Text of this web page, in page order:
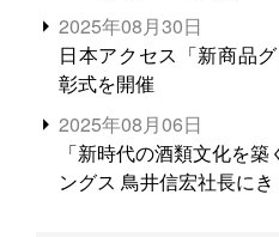
2025年08月30日
日本アクセス「新商品
彰式を開催
2025年08月06日
「新時代の酒類文化を
ングス 鳥井信宏社長にき